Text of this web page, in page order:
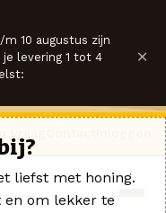
m 10 augustus zijn
levering 1 tot 4
×
liefst met honing.
om lekker te